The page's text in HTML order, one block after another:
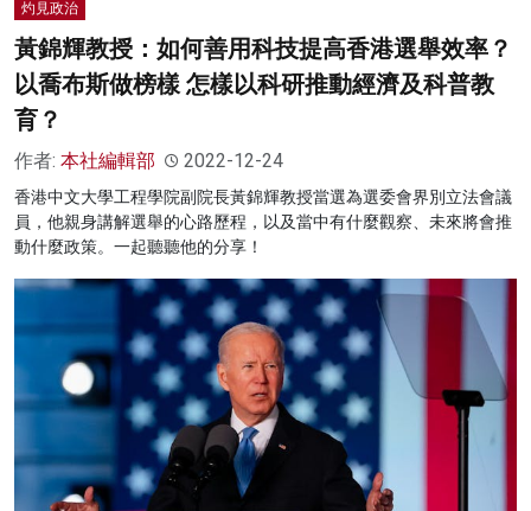
灼見政治
黃錦輝教授：如何善用科技提高香港選舉效率？
以喬布斯做榜樣 怎樣以科研推動經濟及科普教
育？
作者: 本社編輯部 2022-12-24
香港中文大學工程學院副院長黃錦輝教授當選為選委會界別立法會議
員，他親身講解選舉的心路歷程，以及當中有什麼觀察、未來將會推
動什麼政策。一起聽聽他的分享！